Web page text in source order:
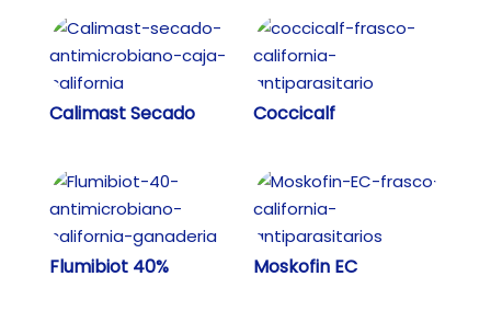
Calimast Secado Coccicalf
Flumibiot 40% Moskofin EC